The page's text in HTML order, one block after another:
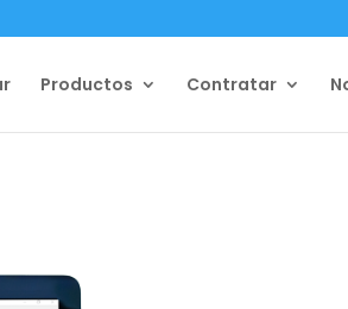
Productos Contratar